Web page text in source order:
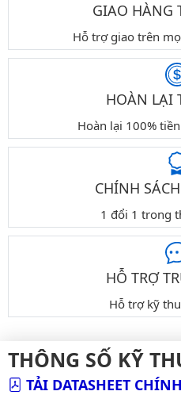
GIAO HÀNG
Hỗ trợ giao trên
HOÀN LẠI
Hoàn lại 100%
CHÍNH
1 đổi 1 trong
HỖ TRỢ
Hỗ trợ kỹ
THÔNG SỐ KỸ
TẢI DATASHEET